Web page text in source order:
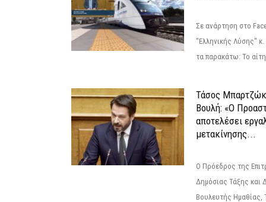
Σε ανάρτηση στο
"Ελληνικής Λύσης"
τα παρακάτω: Το
Τάσος
Βουλή: «Ο
αποτελέσει
μετακίνησης...
Ο Πρόεδρος της
Δημόσιας Τάξης και
Βουλευτής